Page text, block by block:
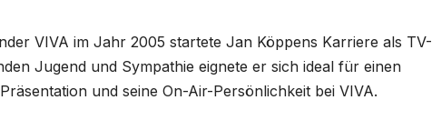
VIVA im Jahr 2005 startete Jan Köppens Karriere als TV-
Jugend und Sympathie eignete er sich ideal für einen
und seine On-Air-Persönlichkeit bei VIVA.